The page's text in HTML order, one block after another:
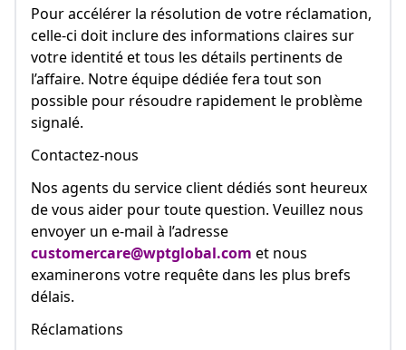
Pour accélérer la résolution de votre réclamation,
celle-ci doit inclure des informations claires sur
votre identité et tous les détails pertinents de
l’affaire. Notre équipe dédiée fera tout son
possible pour résoudre rapidement le problème
signalé.
Contactez-nous
Nos agents du service client dédiés sont heureux
de vous aider pour toute question. Veuillez nous
envoyer un e-mail à l’adresse
customercare@wptglobal.com et nous
examinerons votre requête dans les plus brefs
délais.
Réclamations